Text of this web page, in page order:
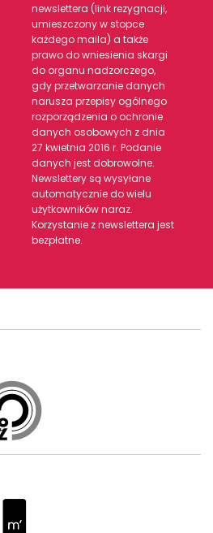
newslettera (link rezygnacji,
umieszczony w stopce
każdego maila) a także
prawo do wniesienia skargi
do organu nadzorczego,
gdy przetwarzanie danych
narusza przepisy ogólnego
rozporządzenia o ochronie
danych osobowych z dnia
27 kwietnia 2016 r. Podanie
danych jest dobrowolne.
Newslettery są wysyłane
automatycznie do wielu
użytkowników naraz.
Korzystanie z newslettera jest
bezpłatne.